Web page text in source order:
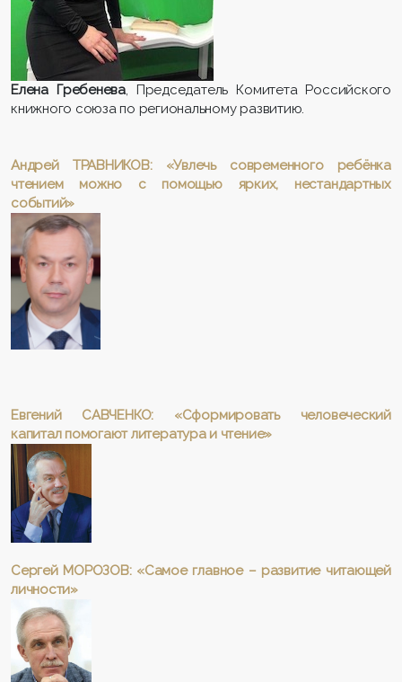
Елена Гребенева, Председатель Комитета Российского
книжного союза по региональному развитию.
Андрей ТРАВНИКОВ: «Увлечь современного ребёнка
чтением можно с помощью ярких, нестандартных
событий»
Евгений САВЧЕНКО: «Сформировать человеческий
капитал помогают литература и чтение»
Сергей МОРОЗОВ: «Самое главное – развитие читающей
личности»